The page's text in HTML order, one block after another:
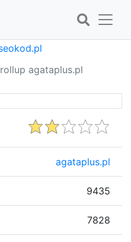
rollup agataplus.pl
agataplus.pl
9435
7828